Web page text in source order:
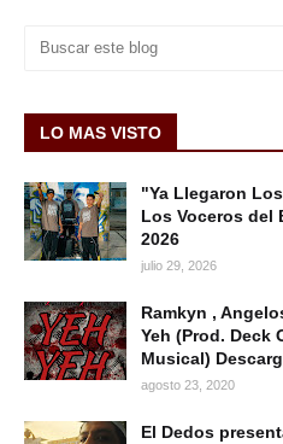
LO MAS VISTO
"Ya Llegaron
Los Voceros del
2026
julio 29, 2026
Ramkyn ,
Yeh (Prod. Deck
Musical)
agosto 23, 2020
El Dedos